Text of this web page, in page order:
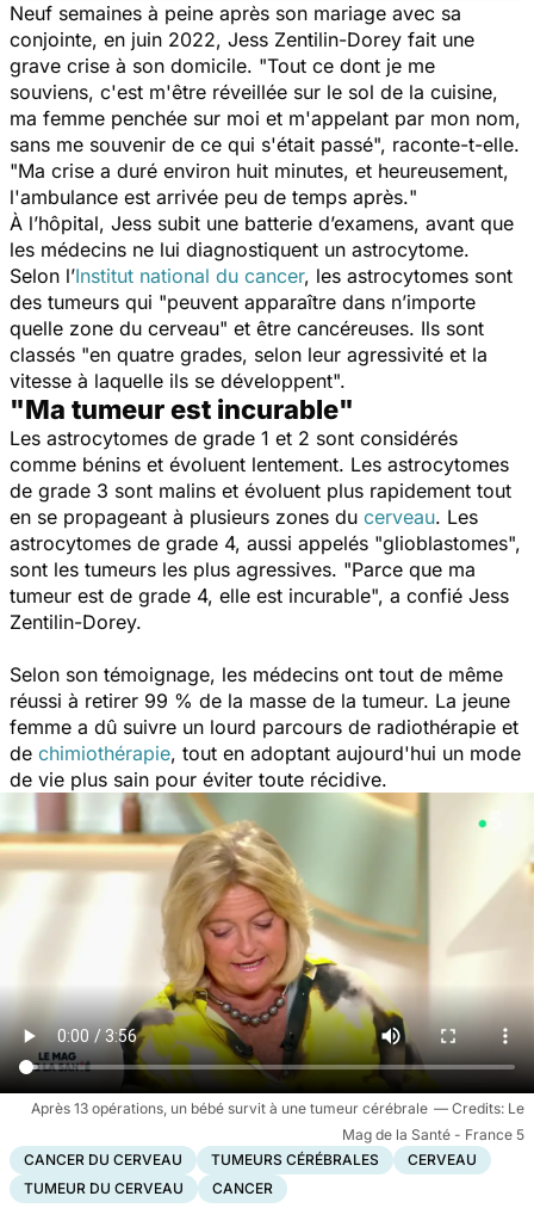
Neuf semaines à peine après son mariage avec sa
conjointe, en juin 2022, Jess Zentilin-Dorey fait une
grave crise à son domicile. "Tout ce dont je me
souviens, c'est m'être réveillée sur le sol de la cuisine,
ma femme penchée sur moi et m'appelant par mon nom,
sans me souvenir de ce qui s'était passé", raconte-t-elle.
"Ma crise a duré environ huit minutes, et heureusement,
l'ambulance est arrivée peu de temps après."
À l’hôpital, Jess subit une batterie d’examens, avant que
les médecins ne lui diagnostiquent un astrocytome.
Selon l’Institut national du cancer, les astrocytomes sont
des tumeurs qui "peuvent apparaître dans n’importe
quelle zone du cerveau" et être cancéreuses. Ils sont
classés "en quatre grades, selon leur agressivité et la
vitesse à laquelle ils se développent".
"Ma tumeur est incurable"
Les astrocytomes de grade 1 et 2 sont considérés
comme bénins et évoluent lentement. Les astrocytomes
de grade 3 sont malins et évoluent plus rapidement tout
en se propageant à plusieurs zones du cerveau. Les
astrocytomes de grade 4, aussi appelés "glioblastomes",
sont les tumeurs les plus agressives. "Parce que ma
tumeur est de grade 4, elle est incurable", a confié Jess
Zentilin-Dorey.
Selon son témoignage, les médecins ont tout de même
réussi à retirer 99 % de la masse de la tumeur. La jeune
femme a dû suivre un lourd parcours de radiothérapie et
de chimiothérapie, tout en adoptant aujourd'hui un mode
de vie plus sain pour éviter toute récidive.
Après 13 opérations, un bébé survit à une tumeur cérébrale
Le
Mag de la Santé - France 5
CANCER DU CERVEAU
TUMEURS CÉRÉBRALES
CERVEAU
TUMEUR DU CERVEAU
CANCER